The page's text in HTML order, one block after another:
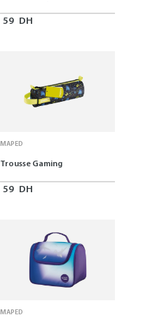
59 DH
MAPED
Trousse Gaming
59 DH
MAPED